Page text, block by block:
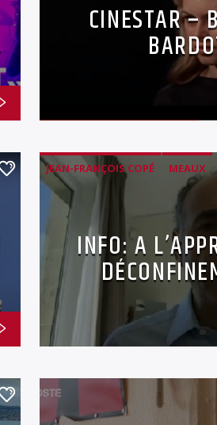
CINESTAR –
JEAN-FRANÇOIS COPÉ
MEAUX
PAYS DE MEAUX
INFO: A
RENCONTRE
FRANÇOIS